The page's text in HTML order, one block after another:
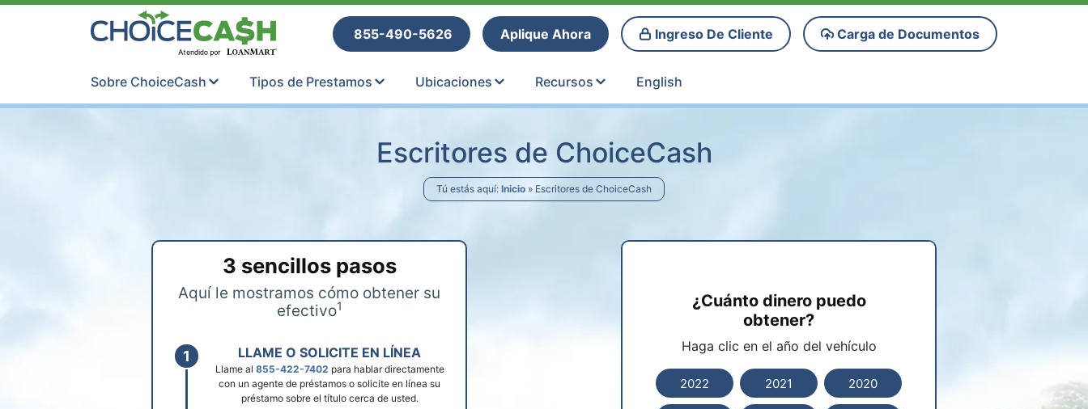
Skip to content
ChoiceCash Title Loans
855-490-5626
Aplique Ahora Ingreso De Cliente Carga de Documentos
Sobre ChoiceCash Tipos de Prestamos Ubicaciones Recursos English
Escritores de ChoiceCash
Tú estás aquí: Inicio » Escritores de ChoiceCash
¿Cuánto dinero puedo
obtener?
Haga clic en el año del vehículo
2022 2021 2020
3 sencillos pasos
Aquí le mostramos cómo obtener su
efectivo1
LLAME O SOLICITE EN LÍNEA
Llame al 855-422-7402 para hablar directamente
con un agente de préstamos o solicite en línea su
préstamo sobre el título cerca de usted.